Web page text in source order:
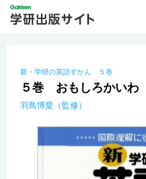
新・学研の英語ずかん ５巻
５巻 おもしろかいわ
羽鳥博愛（監修）